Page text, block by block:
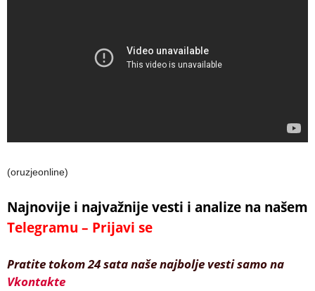
(oruzjeonline)
Najnovije i najvažnije vesti i analize na našem
Telegramu – Prijavi se
Pratite tokom 24 sata naše najbolje vesti samo na
Vkontakte